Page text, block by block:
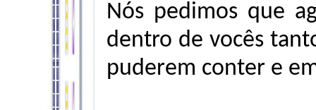
Nós pedimos que
dentro de vocês
puderem conter e